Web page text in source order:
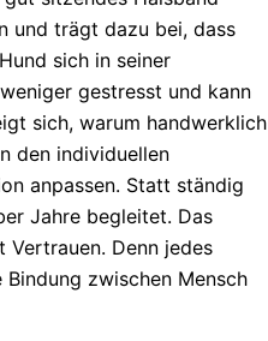
und trägt dazu bei, dass
sich in seiner
gestresst und kann
sich, warum handwerklich
den individuellen
anpassen. Statt ständig
Jahre begleitet. Das
Vertrauen. Denn jedes
zwischen Mensch